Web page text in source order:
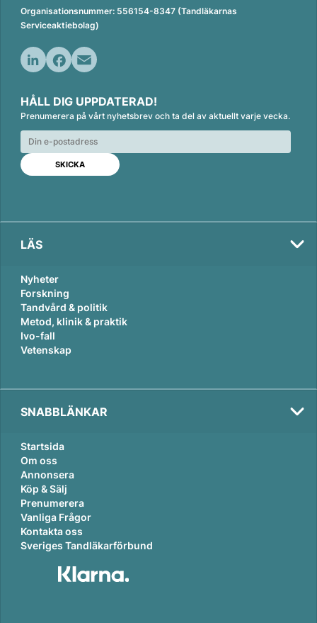
Organisationsnummer: 556154-8347 (Tandläkarnas
Serviceaktiebolag)
n
k
e
d
n
c
e
b
o
o
k
a
i
l
HÅLL DIG UPPDATERAD!
Prenumerera på vårt nyhetsbrev och ta del av aktuellt varje vecka.
LÄS
Nyheter
Forskning
Tandvård & politik
Metod, klinik & praktik
Ivo-fall
Vetenskap
SNABBLÄNKAR
Startsida
Om oss
Annonsera
Köp & Sälj
Prenumerera
Vanliga Frågor
Kontakta oss
Sveriges Tandläkarförbund